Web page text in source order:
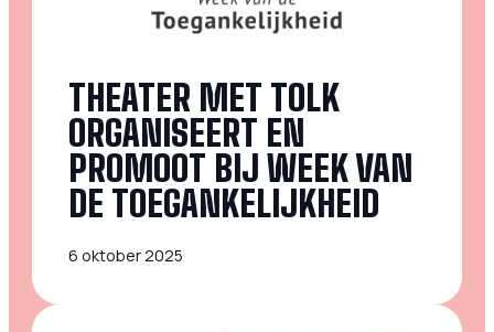
THEATER MET TOLK
ORGANISEERT EN
PROMOOT BIJ WEEK VAN
DE TOEGANKELIJKHEID
6 oktober 2025